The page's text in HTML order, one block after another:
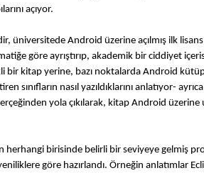
açıyor.
üniversitede Android üzerine açılmış ilk
göre ayrıştırıp, akademik bir ciddiyet
kitap yerine, bazı noktalarda Android
sınıfların nasıl yazıldıklarını anlatıyor-
yola çıkılarak, kitap Android
herhangi birisinde belirli bir seviyeye gelmiş
göre hazırlandı. Örneğin anlatımlar